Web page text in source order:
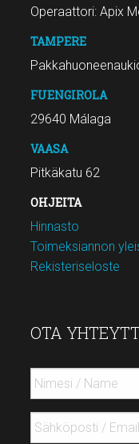
Operaattori: Apix
TAMPERE
FUENGIROLA
29640 Málaga
VAASA
Pitkäkatu 62
OHJEITA
Hinnasto
Toimeksiannon
Rekisteriseloste
OTA